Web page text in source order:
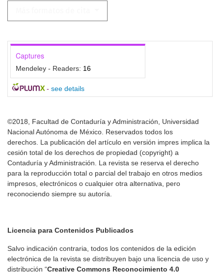
Captures
Mendeley - Readers: 16
- see details
©2018, Facultad de Contaduría y Administración, Universidad
Nacional Autónoma de México. Reservados todos los
derechos. La publicación del artículo en versión impres implica la
cesión total de los derechos de propiedad (copyright) a
Contaduría y Administración. La revista se reserva el derecho
para la reproducción total o parcial del trabajo en otros medios
impresos, electrónicos o cualquier otra alternativa, pero
reconociendo siempre su autoría.
Licencia para Contenidos Publicados
Salvo indicación contraria, todos los contenidos de la edición
electrónica de la revista se distribuyen bajo una licencia de uso y
distribución “Creative Commons Reconocimiento 4.0